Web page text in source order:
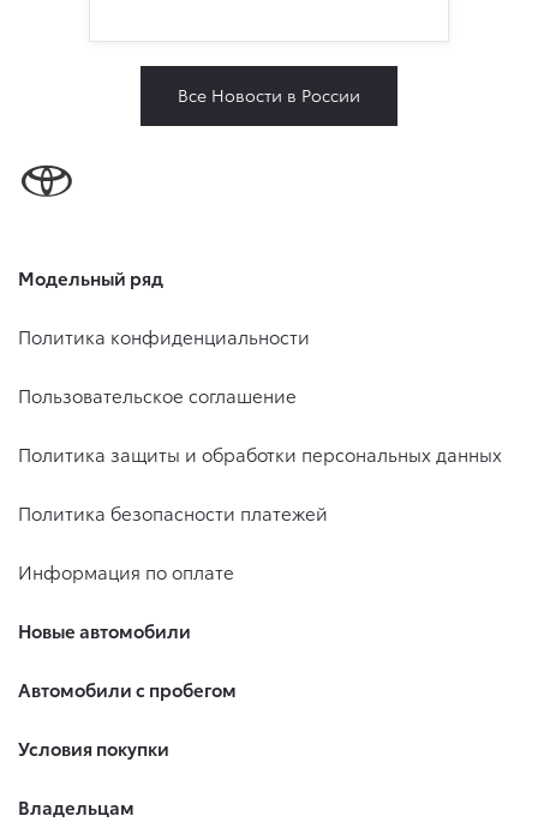
Все Новости в России
Модельный ряд
Политика конфиденциальности
Пользовательское соглашение
Политика защиты и обработки персональных данных
Политика безопасности платежей
Информация по оплате
Новые автомобили
Автомобили с пробегом
Условия покупки
Владельцам